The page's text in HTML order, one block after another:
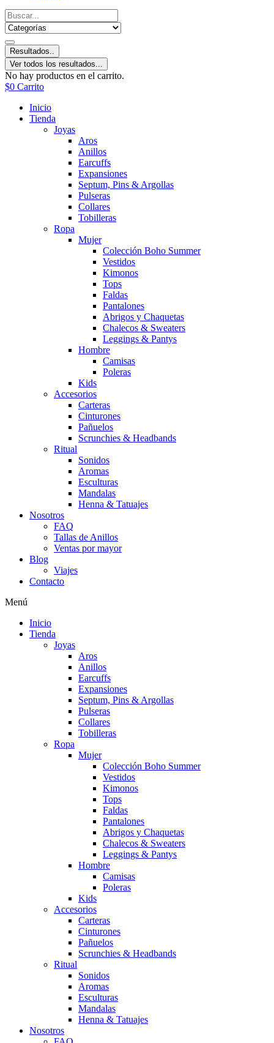
Resultados..
Ver todos los resultados...
No hay productos en el carrito.
$0 Carrito
Inicio
Tienda
Joyas
Aros
Anillos
Earcuffs
Expansiones
Septum, Pins & Argollas
Pulseras
Collares
Tobilleras
Ropa
Mujer
Colección Boho Summer
Vestidos
Kimonos
Tops
Faldas
Pantalones
Abrigos y Chaquetas
Chalecos & Sweaters
Leggings & Pantys
Hombre
Camisas
Poleras
Kids
Accesorios
Carteras
Cinturones
Pañuelos
Scrunchies & Headbands
Ritual
Sonidos
Aromas
Esculturas
Mandalas
Henna & Tatuajes
Nosotros
FAQ
Tallas de Anillos
Ventas por mayor
Blog
Viajes
Contacto
Menú
Inicio
Tienda
Joyas
Aros
Anillos
Earcuffs
Expansiones
Septum, Pins & Argollas
Pulseras
Collares
Tobilleras
Ropa
Mujer
Colección Boho Summer
Vestidos
Kimonos
Tops
Faldas
Pantalones
Abrigos y Chaquetas
Chalecos & Sweaters
Leggings & Pantys
Hombre
Camisas
Poleras
Kids
Accesorios
Carteras
Cinturones
Pañuelos
Scrunchies & Headbands
Ritual
Sonidos
Aromas
Esculturas
Mandalas
Henna & Tatuajes
Nosotros